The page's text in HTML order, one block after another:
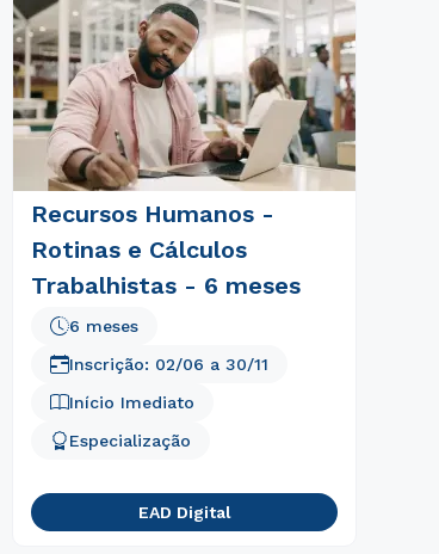
Recursos Humanos -
Rotinas e Cálculos
Trabalhistas - 6 meses
Início Imediato
6 meses
Especialização
Inscrição: 02/06 a 30/11
EAD Digital